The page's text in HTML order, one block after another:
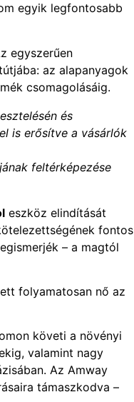
egyik legfontosabb
egyszerűen
az alapanyagok
csomagolásáig.
és
is erősítve a vásárlók
feltérképezése
eszköz elindítását
fontos
– a magtól
folyamatosan nő az
követi a növényi
valamint nagy
Az Amway
támaszkodva –